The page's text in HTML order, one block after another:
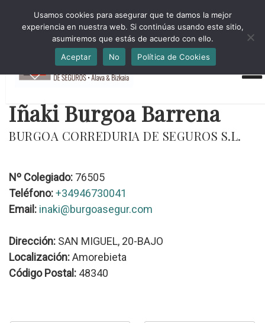
HORARIO INVIERNO Lun-Jue 09:00-16:30 Vier 9:00-14:00
administracion@cmsab.eus 94.442.43.43 Móvil y Whatsapp
688.889.170
Iñaki Burgoa Barrena
BURGOA CORREDURIA DE SEGUROS S.L.
Nº Colegiado: 76505
Teléfono:+34946730041
Email: inaki@burgoasegur.com
Dirección: SAN MIGUEL, 20-BAJO
Localización:Amorebieta
Código Postal: 48340
Usamos cookies para asegurar que te damos la mejor
experiencia en nuestra web. Si continúas usando este sitio,
asumiremos que estás de acuerdo con ello.
Aceptar
No Política de Cookies